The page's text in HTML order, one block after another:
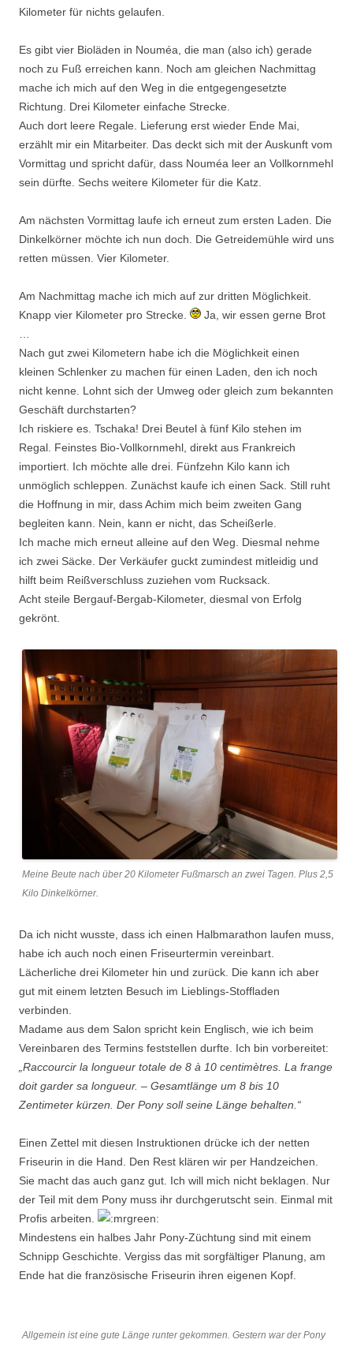
Kilometer für nichts gelaufen.
Es gibt vier Bioläden in Nouméa, die man (also ich) gerade
noch zu Fuß erreichen kann. Noch am gleichen Nachmittag
mache ich mich auf den Weg in die entgegengesetzte
Richtung. Drei Kilometer einfache Strecke.
Auch dort leere Regale. Lieferung erst wieder Ende Mai,
erzählt mir ein Mitarbeiter. Das deckt sich mit der Auskunft vom
Vormittag und spricht dafür, dass Nouméa leer an Vollkornmehl
sein dürfte. Sechs weitere Kilometer für die Katz.
Am nächsten Vormittag laufe ich erneut zum ersten Laden. Die
Dinkelkörner möchte ich nun doch. Die Getreidemühle wird uns
retten müssen. Vier Kilometer.
Am Nachmittag mache ich mich auf zur dritten Möglichkeit.
Knapp vier Kilometer pro Strecke.
Ja, wir essen gerne Brot
Nach gut zwei Kilometern habe ich die Möglichkeit einen
kleinen Schlenker zu machen für einen Laden, den ich noch
nicht kenne. Lohnt sich der Umweg oder gleich zum bekannten
Geschäft durchstarten?
Ich riskiere es. Tschaka! Drei Beutel à fünf Kilo stehen im
Regal. Feinstes Bio-Vollkornmehl, direkt aus Frankreich
importiert. Ich möchte alle drei. Fünfzehn Kilo kann ich
unmöglich schleppen. Zunächst kaufe ich einen Sack. Still ruht
die Hoffnung in mir, dass Achim mich beim zweiten Gang
begleiten kann. Nein, kann er nicht, das Scheißerle.
Ich mache mich erneut alleine auf den Weg. Diesmal nehme
ich zwei Säcke. Der Verkäufer guckt zumindest mitleidig und
hilft beim Reißverschluss zuziehen vom Rucksack.
Acht steile Bergauf-Bergab-Kilometer, diesmal von Erfolg
gekrönt.
Meine Beute nach über 20 Kilometer Fußmarsch an zwei Tagen. Plus 2,5
Kilo Dinkelkörner.
Da ich nicht wusste, dass ich einen Halbmarathon laufen muss,
habe ich auch noch einen Friseurtermin vereinbart.
Lächerliche drei Kilometer hin und zurück. Die kann ich aber
gut mit einem letzten Besuch im Lieblings-Stoffladen
verbinden.
Madame aus dem Salon spricht kein Englisch, wie ich beim
Vereinbaren des Termins feststellen durfte. Ich bin vorbereitet:
„Raccourcir la longueur totale de 8 à 10 centimètres. La frange
doit garder sa longueur. – Gesamtlänge um 8 bis 10
Zentimeter kürzen. Der Pony soll seine Länge behalten.“
Einen Zettel mit diesen Instruktionen drücke ich der netten
Friseurin in die Hand. Den Rest klären wir per Handzeichen.
Sie macht das auch ganz gut. Ich will mich nicht beklagen. Nur
der Teil mit dem Pony muss ihr durchgerutscht sein. Einmal mit
Profis arbeiten.
Mindestens ein halbes Jahr Pony-Züchtung sind mit einem
Schnipp Geschichte. Vergiss das mit sorgfältiger Planung, am
Ende hat die französische Friseurin ihren eigenen Kopf.
Allgemein ist eine gute Länge runter gekommen. Gestern war der Pony